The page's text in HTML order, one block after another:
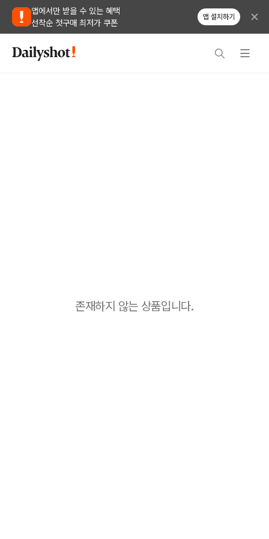
앱에서만 받을 수 있는 혜택
선착순 첫구매 최저가 쿠폰
앱 설치하기
존재하지 않는 상품입니다.